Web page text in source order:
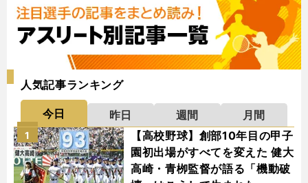
人気記事ランキング
今日 昨日 週間
月間
【高校野球】創部10年目の甲子
園初出場がすべてを変えた 健大
高崎・青栁監督が語る「機動破
1